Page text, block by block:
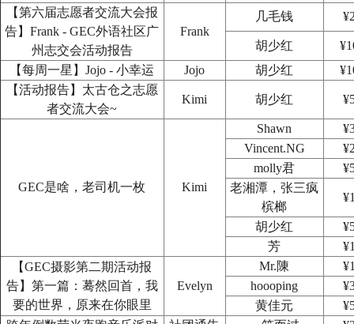
【第六届志愿者交流大会报
告】Frank - GEC外语社区广
州志交会活动报告
Frank
几毛钱
胡少红
【每周一星】Jojo - 小幸运
Jojo 胡少红
【活动报告】太古仓之志愿
者交流大会~
Kimi 胡少红
GEC是啥，老司机一枚 Kimi
Shawn
Vincent.NG
molly君
老湘潭，张三疯
槟榔
胡少红
芳
【GEC摄影第二期活动报
告】第一篇：蓦然回首，我
要的世界，原来在你眼里
Evelyn
Mr.陳
hoooping
黄佳元